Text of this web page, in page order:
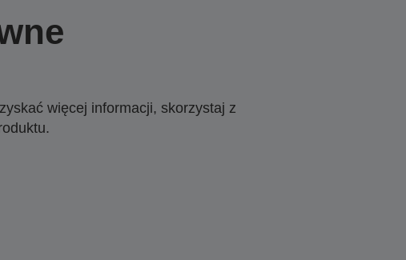
więcej informacji, skorzystaj z